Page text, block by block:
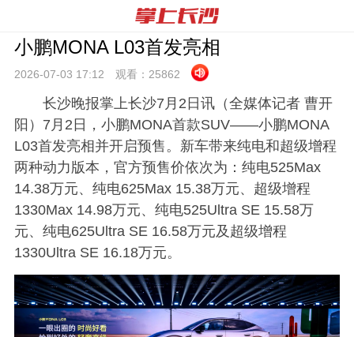
小鹏MONA L03首发亮相
2026-07-03 17:12 观看： 25862
长沙晚报掌上长沙7月2日讯（全媒体记者 曹开
阳）7月2日，小鹏MONA首款SUV——小鹏MONA
L03首发亮相并开启预售。新车带来纯电和超级增程
两种动力版本，官方预售价依次为：纯电525Max
14.38万元、纯电625Max 15.38万元、超级增程
1330Max 14.98万元、纯电525Ultra SE 15.58万
元、纯电625Ultra SE 16.58万元及超级增程
1330Ultra SE 16.18万元。